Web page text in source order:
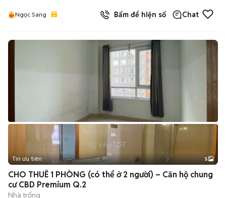
Ngọc Sang Bấm để hiện số Chat
Tin ưu tiên 5
CHO THUÊ 1 PHÒNG (có thể ở 2 người) – Căn hộ chung
cư CBD Premium Q.2
Nhà trống